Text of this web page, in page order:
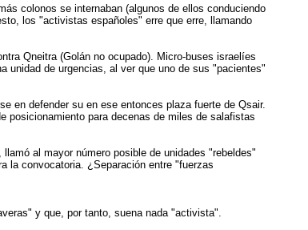
colonos se internaban (algunos de ellos conduciendo
los "activistas españoles" erre que erre, llamando
Qneitra (Golán no ocupado). Micro-buses israelíes
unidad de urgencias, al ver que uno de sus "pacientes"
en defender su en ese entonces plaza fuerte de Qsair.
posicionamiento para decenas de miles de salafistas
al mayor número posible de unidades "rebeldes"
la convocatoria. ¿Separación entre "fuerzas
y que, por tanto, suena nada "activista".